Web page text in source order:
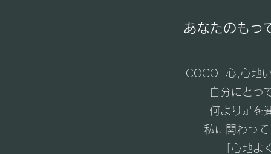
あなたのもっ
COCO 心,心地
自分にとっ
何より足を
私に関わっ
「心地よ